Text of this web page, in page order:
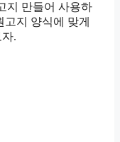
지 만들어 사용하
지 양식에 맞게
.